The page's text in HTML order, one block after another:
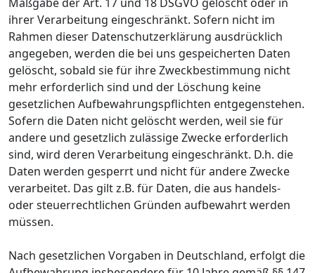
ihrer Verarbeitung eingeschränkt. Sofern nicht im
Rahmen dieser Datenschutzerklärung ausdrücklich
angegeben, werden die bei uns gespeicherten Daten
gelöscht, sobald sie für ihre Zweckbestimmung nicht
mehr erforderlich sind und der Löschung keine
gesetzlichen Aufbewahrungspflichten entgegenstehen.
Sofern die Daten nicht gelöscht werden, weil sie für
andere und gesetzlich zulässige Zwecke erforderlich
sind, wird deren Verarbeitung eingeschränkt. D.h. die
Daten werden gesperrt und nicht für andere Zwecke
verarbeitet. Das gilt z.B. für Daten, die aus handels-
oder steuerrechtlichen Gründen aufbewahrt werden
müssen.
Nach gesetzlichen Vorgaben in Deutschland, erfolgt die